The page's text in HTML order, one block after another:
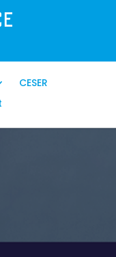
CESER